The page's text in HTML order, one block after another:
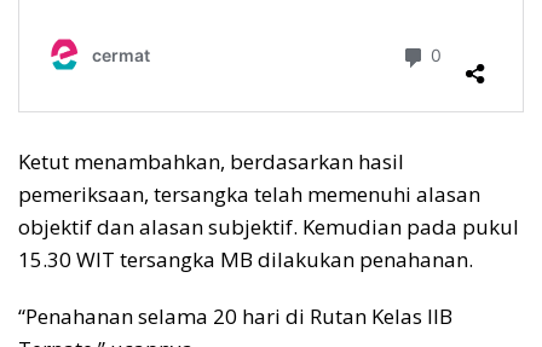
Ketut menambahkan, berdasarkan hasil
pemeriksaan, tersangka telah memenuhi alasan
objektif dan alasan subjektif. Kemudian pada pukul
15.30 WIT tersangka MB dilakukan penahanan.
“Penahanan selama 20 hari di Rutan Kelas IIB